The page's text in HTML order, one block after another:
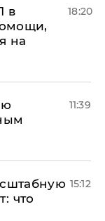
в
на
18:20
11:39
что
15:12